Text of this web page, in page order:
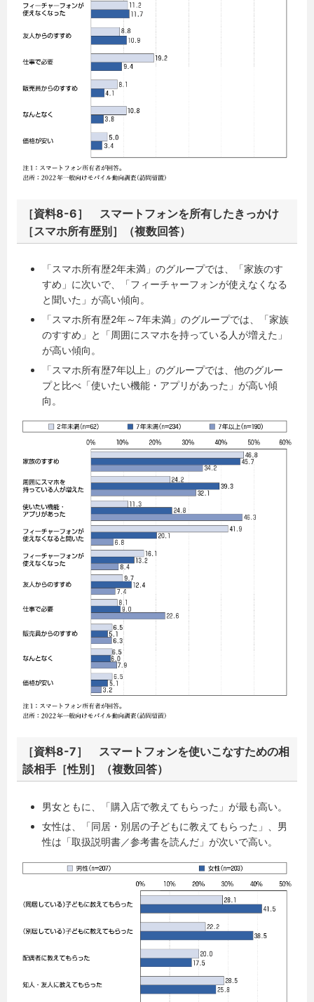
［資料8-6］ スマートフォンを所有したきっかけ
［スマホ所有歴別］（複数回答）
「スマホ所有歴2年未満」のグループでは、「家族のす
すめ」に次いで、「フィーチャーフォンが使えなくなる
と聞いた」が高い傾向。
「スマホ所有歴2年～7年未満」のグループでは、「家族
のすすめ」と「周囲にスマホを持っている人が増えた」
が高い傾向。
「スマホ所有歴7年以上」のグループでは、他のグルー
プと比べ「使いたい機能・アプリがあった」が高い傾
向。
［資料8-7］ スマートフォンを使いこなすための相
談相手［性別］（複数回答）
男女ともに、「購入店で教えてもらった」が最も高い。
女性は、「同居・別居の子どもに教えてもらった」、男
性は「取扱説明書／参考書を読んだ」が次いで高い。